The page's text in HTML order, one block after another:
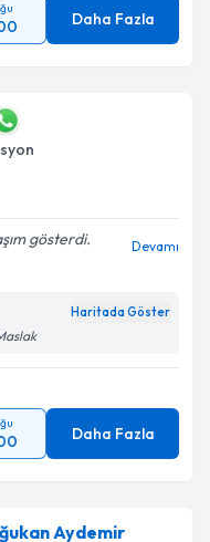
Daha Fazla
gösterdi.
Devamı
Haritada Göster
Daha Fazla
Aydemir